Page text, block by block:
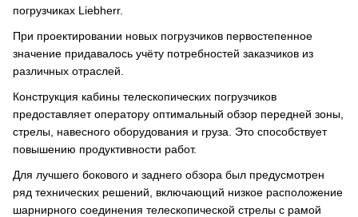
погрузчиках Liebherr.
При проектировании новых погрузчиков первостепенное
значение придавалось учёту потребностей заказчиков из
различных отраслей.
Конструкция кабины телескопических погрузчиков
предоставляет оператору оптимальный обзор передней зоны,
стрелы, навесного оборудования и груза. Это способствует
повышению продуктивности работ.
Для лучшего бокового и заднего обзора был предусмотрен
ряд технических решений, включающий низкое расположение
шарнирного соединения телескопической стрелы с рамой